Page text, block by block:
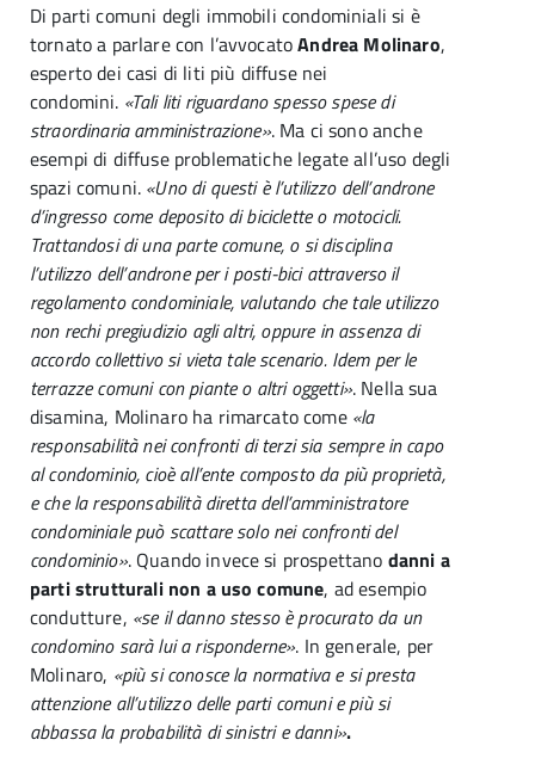
Di parti comuni degli immobili condominiali si è
tornato a parlare con l’avvocatoAndrea Molinaro,
esperto dei casi di liti più diffuse nei
condomini. «Tali liti riguardano spesso spese di
straordinaria amministrazione». Ma ci sono anche
esempi di diffuse problematiche legate all’uso degli
spazi comuni. «Uno di questi è l’utilizzo dell’androne
d’ingresso come deposito di biciclette o motocicli.
Trattandosi di una parte comune, o si disciplina
l’utilizzo dell’androne per i posti-bici attraverso il
regolamento condominiale, valutando che tale utilizzo
non rechi pregiudizio agli altri, oppure in assenza di
accordo collettivo si vieta tale scenario. Idem per le
terrazze comuni con piante o altri oggetti». Nella sua
disamina, Molinaro ha rimarcato come «la
responsabilità nei confronti di terzi sia sempre in capo
al condominio, cioè all’ente composto da più proprietà,
e che la responsabilità diretta dell’amministratore
condominiale può scattare solo nei confronti del
condominio». Quando invece si prospettano danni a
parti strutturali non a uso comune, ad esempio
condutture, «se il danno stesso è procurato da un
condomino sarà lui a risponderne». In generale, per
Molinaro, «più si conosce la normativa e si presta
attenzione all’utilizzo delle parti comuni e più si
abbassa la probabilità di sinistri e danni».